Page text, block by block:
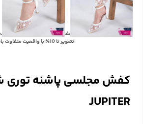
با توجه به تفاوت رنگ‌ها در صفحه نمایش دستگاه‌های
تصویر تا 10٪ با واقعیت متفاوت باشد.
کفش مجلسی پاشنه توری
JUPITER